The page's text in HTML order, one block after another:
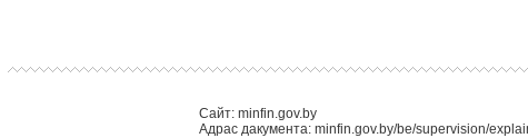
Сайт: minfin.gov.by
Адрас дакумента: minfin.gov.by/be/supervision/